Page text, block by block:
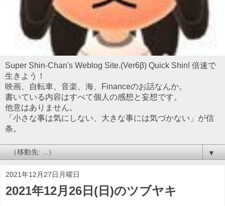
Super Shin-Chan's Weblog Site.(Ver6β) Quick Shin! 倍速で
生きよう！
映画、自転車、音楽、海、Financeのお話なんか。
書いている内容はすべて個人の感想と妄想です。
他意はありません。
「小さな事は気にしない、大きな事には気づかない」が信
条。
▼
2021年12月27日月曜日
2021年12月26日(日)のツブヤキ